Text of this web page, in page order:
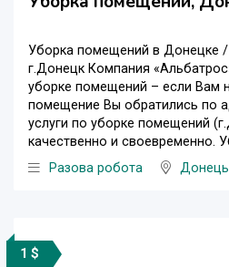
Уборка помещений в Донецке
г.Донецк Компания
уборке помещений – если Вам
помещение Вы обратились по
услуги по уборке помещений
качественно и своевременно.
Разова робота
1 $